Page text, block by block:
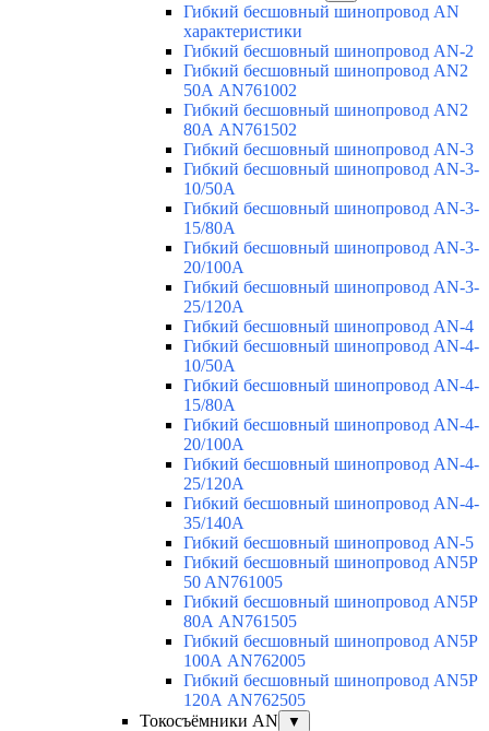
Гибкий бесшовный шинопровод AN
характеристики
Гибкий бесшовный шинопровод AN-2
Гибкий бесшовный шинопровод AN2
50А AN761002
Гибкий бесшовный шинопровод AN2
80А AN761502
Гибкий бесшовный шинопровод AN-3
Гибкий бесшовный шинопровод AN-3-
10/50A
Гибкий бесшовный шинопровод AN-3-
15/80A
Гибкий бесшовный шинопровод AN-3-
20/100A
Гибкий бесшовный шинопровод AN-3-
25/120A
Гибкий бесшовный шинопровод AN-4
Гибкий бесшовный шинопровод AN-4-
10/50A
Гибкий бесшовный шинопровод AN-4-
15/80A
Гибкий бесшовный шинопровод AN-4-
20/100A
Гибкий бесшовный шинопровод AN-4-
25/120A
Гибкий бесшовный шинопровод AN-4-
35/140A
Гибкий бесшовный шинопровод AN-5
Гибкий бесшовный шинопровод AN5P
50 AN761005
Гибкий бесшовный шинопровод AN5P
80А AN761505
Гибкий бесшовный шинопровод AN5P
100А AN762005
Гибкий бесшовный шинопровод AN5P
120А AN762505
Токосъёмники AN
▼